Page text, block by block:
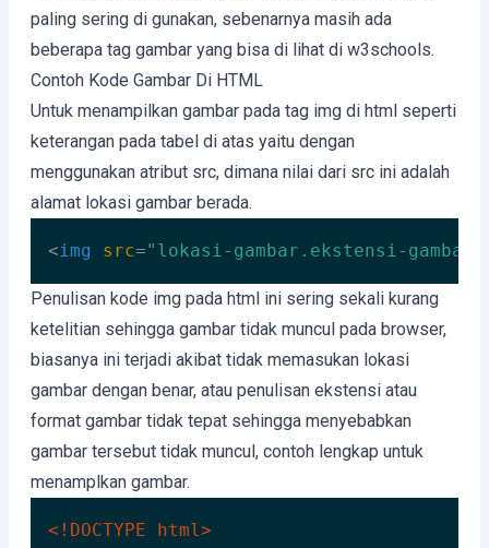
paling sering di gunakan, sebenarnya masih ada
beberapa tag gambar yang bisa di lihat di w3schools.
Contoh Kode Gambar Di HTML
Untuk menampilkan gambar pada tag img di html seperti
keterangan pada tabel di atas yaitu dengan
menggunakan atribut src, dimana nilai dari src ini adalah
alamat lokasi gambar berada.
<img src="lokasi-gambar.ekstensi-gambar"
Code language: HTML, XML (xml )
Penulisan kode img pada html ini sering sekali kurang
ketelitian sehingga gambar tidak muncul pada browser,
biasanya ini terjadi akibat tidak memasukan lokasi
gambar dengan benar, atau penulisan ekstensi atau
format gambar tidak tepat sehingga menyebabkan
gambar tersebut tidak muncul, contoh lengkap untuk
menamplkan gambar.
<!DOCTYPE html>